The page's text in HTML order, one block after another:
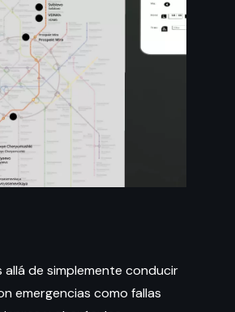
allá de simplemente conducir
emergencias como fallas